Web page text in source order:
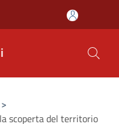
>
scoperta del territorio